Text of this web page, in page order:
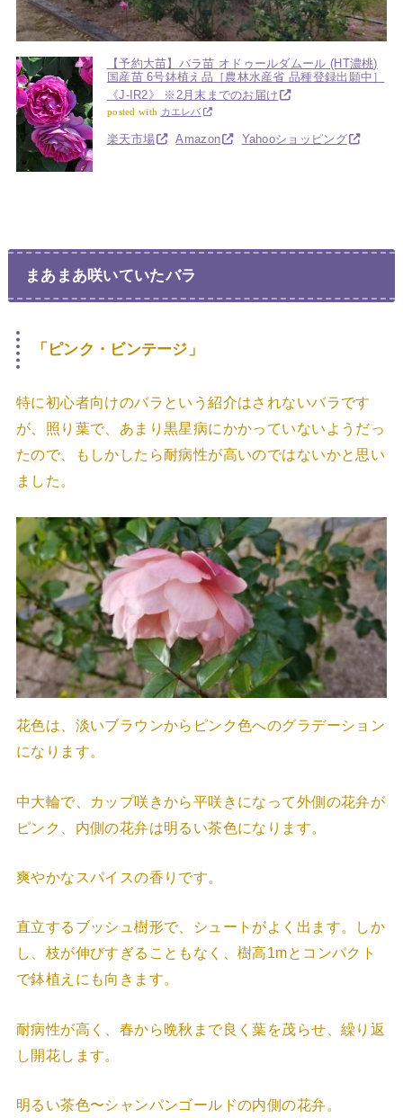
【予約大苗】バラ苗 オドゥールダムール (HT濃桃)
国産苗 6号鉢植え品［農林水産省 品種登録出願中］
《J-IR2》 ※2月末までのお届け
posted with カエレバ
楽天市場 Amazon Yahooショッピング
まあまあ咲いていたバラ
「ピンク・ビンテージ」
特に初心者向けのバラという紹介はされないバラです
が、照り葉で、あまり黒星病にかかっていないようだっ
たので、もしかしたら耐病性が高いのではないかと思い
ました。
花色は、淡いブラウンからピンク色へのグラデーション
になります。
中大輪で、カップ咲きから平咲きになって外側の花弁が
ピンク、内側の花弁は明るい茶色になります。
爽やかなスパイスの香りです。
直立するブッシュ樹形で、シュートがよく出ます。しか
し、枝が伸びすぎることもなく、樹高1mとコンパクト
で鉢植えにも向きます。
耐病性が高く、春から晩秋まで良く葉を茂らせ、繰り返
し開花します。
明るい茶色〜シャンパンゴールドの内側の花弁。